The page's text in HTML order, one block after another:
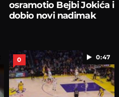
osramotio Bejbi Jokića i
dobio novi nadimak
0:47
0